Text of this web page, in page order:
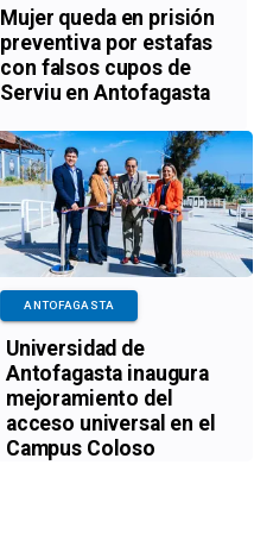
Mujer queda en prisión
preventiva por estafas
con falsos cupos de
Serviu en Antofagasta
Universidad de
Antofagasta inaugura
mejoramiento del
acceso universal en el
Campus Coloso
ANTOFAGASTA